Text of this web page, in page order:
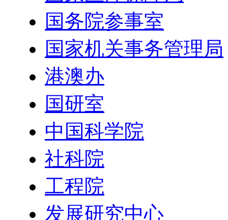
国务院参事室
国家机关事务管理局
港澳办
国研室
中国科学院
社科院
工程院
发展研究中心